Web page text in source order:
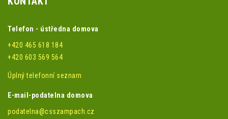
Telefon - ústředna domova
+420 465 618 184
+420 603 569 564
Úplný telefonní seznam
E-mail-podatelna domova
podatelna@csszampach.cz